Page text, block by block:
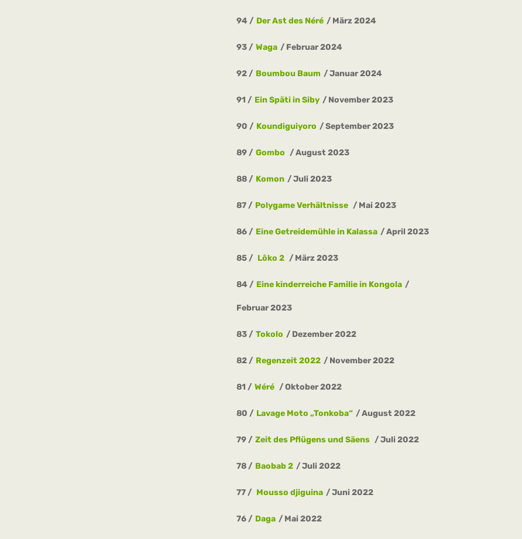
94 Der Ast des Néré März 2024
93 Waga Februar 2024
92 Boumbou Baum Januar 2024
91 Ein Späti in Siby November 2023
90 Koundiguiyoro September 2023
89 Gombo August 2023
88 Komon Juli 2023
87 Polygame Verhältnisse Mai 2023
86 Eine Getreidemühle in Kalassa April 2023
85 Lôko 2 März 2023
84 Eine kinderreiche Familie in Kongola
Februar 2023
83 Tokolo Dezember 2022
82 Regenzeit 2022 November 2022
81 Wéré Oktober 2022
80 Lavage Moto „Tonkoba“ August 2022
79 Zeit des Pflügens und Säens Juli 2022
78 Baobab 2 Juli 2022
77 Mousso djiguina Juni 2022
76 Daga Mai 2022